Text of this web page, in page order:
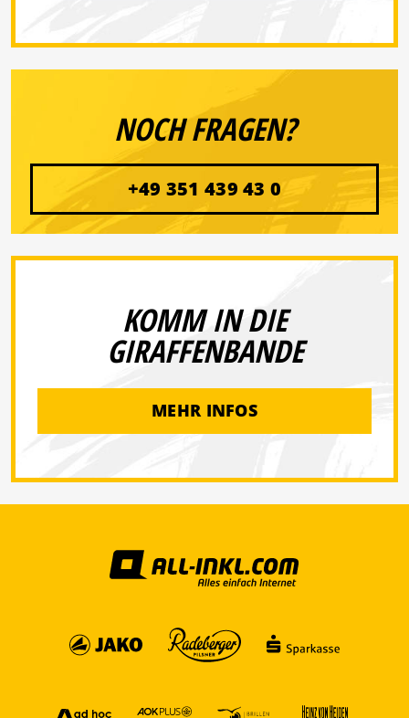
NOCH FRAGEN?
+49 351 439 43 0
KOMM IN DIE
GIRAFFENBANDE
MEHR INFOS